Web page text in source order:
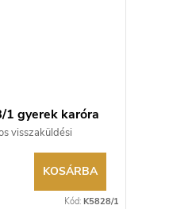
1 gyerek karóra
visszaküldési
márkakereskedő.
KOSÁRBA
Kód: K5828/1